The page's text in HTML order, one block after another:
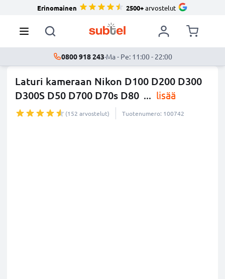
Erinomainen 2500+arvostelut
0800 918 243·Ma - Pe: 11:00 - 22:00
Laturi kameraan Nikon D100 D200 D300
D300S D50 D700 D70s D80 ... lisää
(152 arvostelut) Tuotenumero: 100742